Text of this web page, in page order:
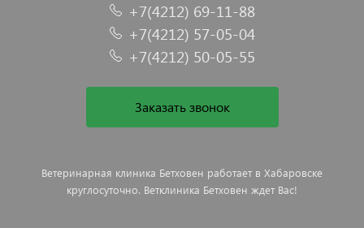
+7(4212) 69-11-88
+7(4212) 57-05-04
+7(4212) 50-05-55
Заказать звонок
Ветеринарная клиника Бетховен работает в Хабаровске
круглосуточно. Ветклиника Бетховен ждет Вас!